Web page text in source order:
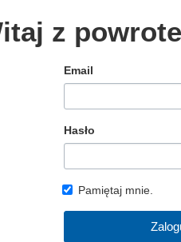
z
Email
Hasło
Pamiętaj mnie.